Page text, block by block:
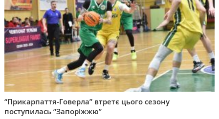
“Прикарпаття-Говерла” втретє цього сезону
поступилась “Запоріжжю”